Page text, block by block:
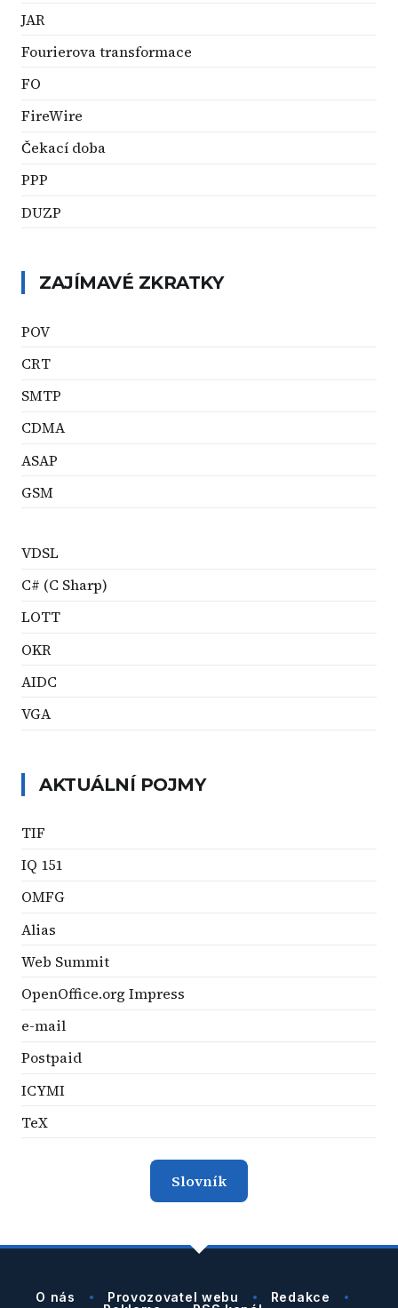
JAR
Fourierova transformace
FO
FireWire
Čekací doba
PPP
DUZP
ZAJÍMAVÉ ZKRATKY
POV
CRT
SMTP
CDMA
ASAP
GSM
VDSL
C# (C Sharp)
LOTT
OKR
AIDC
VGA
AKTUÁLNÍ POJMY
TIF
IQ 151
OMFG
Alias
Web Summit
OpenOffice.org Impress
e-mail
Postpaid
ICYMI
TeX
Slovník
O nás Provozovatel webu
Redakce